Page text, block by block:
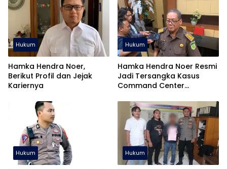
Hukum
Hamka Hendra Noer,
Berikut Profil dan Jejak
Kariernya
Hukum
Hamka Hendra Noer Resmi
Jadi Tersangka Kasus
Command Center
Hukum Hukum